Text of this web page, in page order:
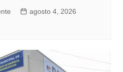
agosto 4, 2026